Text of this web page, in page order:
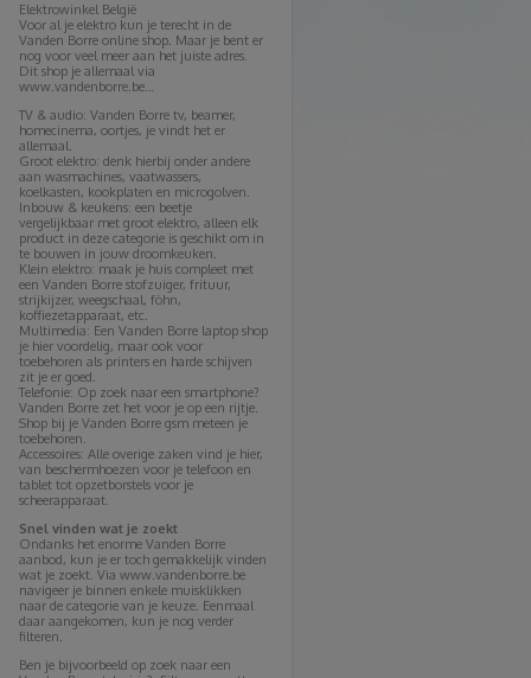
Elektrowinkel België
Voor al je elektro kun je terecht in de
Vanden Borre online shop. Maar je bent er
nog voor veel meer aan het juiste adres.
Dit shop je allemaal via
www.vandenborre.be…
TV & audio: Vanden Borre tv, beamer,
homecinema, oortjes, je vindt het er
allemaal.
Groot elektro: denk hierbij onder andere
aan wasmachines, vaatwassers,
koelkasten, kookplaten en microgolven.
Inbouw & keukens: een beetje
vergelijkbaar met groot elektro, alleen elk
product in deze categorie is geschikt om in
te bouwen in jouw droomkeuken.
Klein elektro: maak je huis compleet met
een Vanden Borre stofzuiger, frituur,
strijkijzer, weegschaal, föhn,
koffiezetapparaat, etc.
Multimedia: Een Vanden Borre laptop shop
je hier voordelig, maar ook voor
toebehoren als printers en harde schijven
zit je er goed.
Telefonie: Op zoek naar een smartphone?
Vanden Borre zet het voor je op een rijtje.
Shop bij je Vanden Borre gsm meteen je
toebehoren.
Accessoires: Alle overige zaken vind je hier,
van beschermhoezen voor je telefoon en
tablet tot opzetborstels voor je
scheerapparaat.
Snel vinden wat je zoekt
Ondanks het enorme Vanden Borre
aanbod, kun je er toch gemakkelijk vinden
wat je zoekt. Via www.vandenborre.be
navigeer je binnen enkele muisklikken
naar de categorie van je keuze. Eenmaal
daar aangekomen, kun je nog verder
filteren.
Ben je bijvoorbeeld op zoek naar een